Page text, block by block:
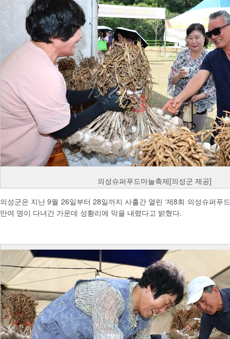
의성슈퍼푸드마늘축제[의성군 제공]
의성군은 지난 9월 26일부터 28일까지 사흘간 열린 ‘제8회 의성슈퍼푸
만여 명이 다녀간 가운데 성황리에 막을 내렸다고 밝혔다.